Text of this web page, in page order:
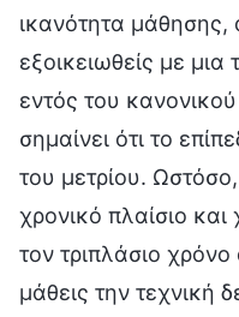
ικανότητα μάθησης,
εξοικειωθείς με
εντός του
σημαίνει ότι το
του μετρίου.
χρονικό πλαίσιο και
τον τριπλάσιο
μάθεις την τεχνική